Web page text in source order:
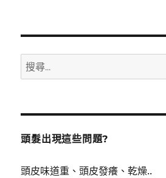
搜
尋
鍵
頭髮出現這些問題?
頭皮味道重、頭皮發癢、乾燥..